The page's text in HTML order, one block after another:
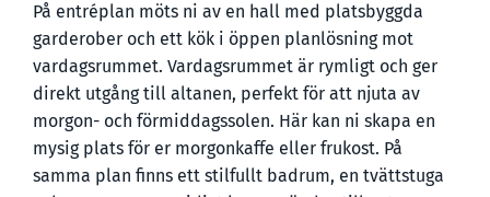
På entréplan möts ni av en hall med platsbyggda
garderober och ett kök i öppen planlösning mot
vardagsrummet. Vardagsrummet är rymligt och ger
direkt utgång till altanen, perfekt för att njuta av
morgon- och förmiddagssolen. Här kan ni skapa en
mysig plats för er morgonkaffe eller frukost. På
samma plan finns ett stilfullt badrum, en tvättstuga